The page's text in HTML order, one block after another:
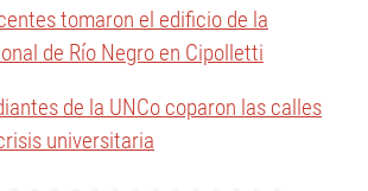
tomaron el edificio de la
de Río Negro en Cipolletti
de la UNCo coparon las calles
universitaria